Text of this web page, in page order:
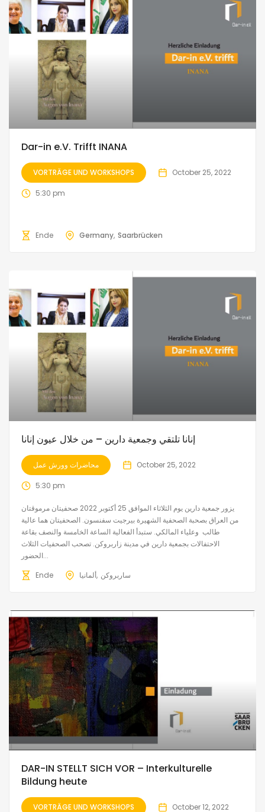
Dar-in e.V. Trifft INANA
VORTRÄGE UND WORKSHOPS October 25, 2022
5:30 pm
Ende Germany Saarbrücken
إنانا تلتقي وجمعية دارين – من خلال عيون إنانا
محاضرات وورش عمل October 25, 2022
5:30 pm
يزور جمعية دارين يوم الثلاثاء الموافق 25 أكتوبر 2022 صحفيتان مرموقتان
من العراق بصحبة الصحفية الشهيرة بيرجيت سفنسون. الصحفيتان هما عالية
طالب وعلياء المالكي. ستبدأ الفعالية الساعة الخامسة والنصف بقاعة
الاحتفالات بجمعية دارين في مدينة زاربروكن. تصحب الصحفيات الثلاث
الحضور...
Ende
ألمانيا ساربروكن
DAR-IN STELLT SICH VOR – Interkulturelle
Bildung heute
VORTRÄGE UND WORKSHOPS October 12, 2022